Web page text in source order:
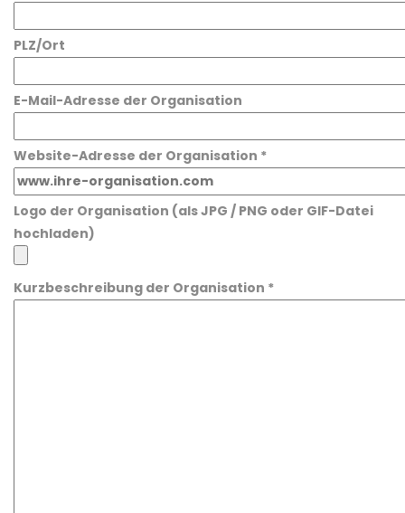
PLZ/Ort
E-Mail-Adresse der Organisation
Website-Adresse der Organisation *
Logo der Organisation (als JPG / PNG oder GIF-Datei
hochladen)
Kurzbeschreibung der Organisation *